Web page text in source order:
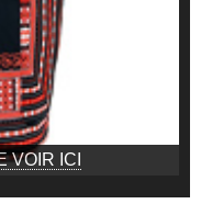
VOIR ICI